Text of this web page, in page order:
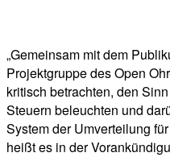
„Gemeinsam mit dem
Projektgruppe des Open
kritisch betrachten, den
Steuern beleuchten und
System der Umverteilung
heißt es in der